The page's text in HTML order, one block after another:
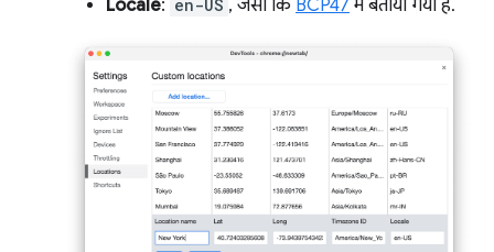
Locale: en-US , जैसा कि BCP47 में बताया गया है.